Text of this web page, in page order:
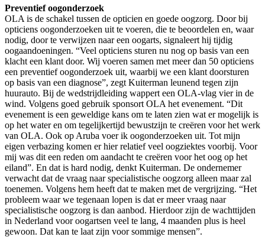
Preventief oogonderzoek
OLA is de schakel tussen de opticien en goede oogzorg. Door bij
opticiens oogonderzoeken uit te voeren, die te beoordelen en, waar
nodig, door te verwijzen naar een oogarts, signaleert hij tijdig
oogaandoeningen. “Veel opticiens sturen nu nog op basis van een
klacht een klant door. Wij voeren samen met meer dan 50 opticiens
een preventief oogonderzoek uit, waarbij we een klant doorsturen
op basis van een diagnose”, zegt Kuiterman leunend tegen zijn
huurauto. Bij de wedstrijdleiding wappert een OLA-vlag vier in de
wind. Volgens goed gebruik sponsort OLA het evenement. “Dit
evenement is een geweldige kans om te laten zien wat er mogelijk is
op het water en om tegelijkertijd bewustzijn te creëren voor het werk
van OLA. Ook op Aruba voer ik oogonderzoeken uit. Tot mijn
eigen verbazing komen er hier relatief veel oogziektes voorbij. Voor
mij was dit een reden om aandacht te creëren voor het oog op het
eiland”. En dat is hard nodig, denkt Kuiterman. De ondernemer
verwacht dat de vraag naar specialistische oogzorg alleen maar zal
toenemen. Volgens hem heeft dat te maken met de vergrijzing. “Het
probleem waar we tegenaan lopen is dat er meer vraag naar
specialistische oogzorg is dan aanbod. Hierdoor zijn de wachttijden
in Nederland voor oogartsen veel te lang, 4 maanden plus is heel
gewoon. Dat kan te laat zijn voor sommige mensen”.